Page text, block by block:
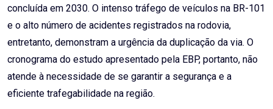
concluída em 2030. O intenso tráfego de veículos na BR-101
e o alto número de acidentes registrados na rodovia,
entretanto, demonstram a urgência da duplicação da via. O
cronograma do estudo apresentado pela EBP, portanto, não
atende à necessidade de se garantir a segurança e a
eficiente trafegabilidade na região.